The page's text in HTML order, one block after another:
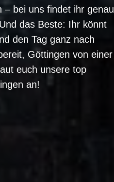
– bei uns findet ihr genau
das Beste: Ihr könnt
den Tag ganz nach
Göttingen von einer
euch unsere top
an!